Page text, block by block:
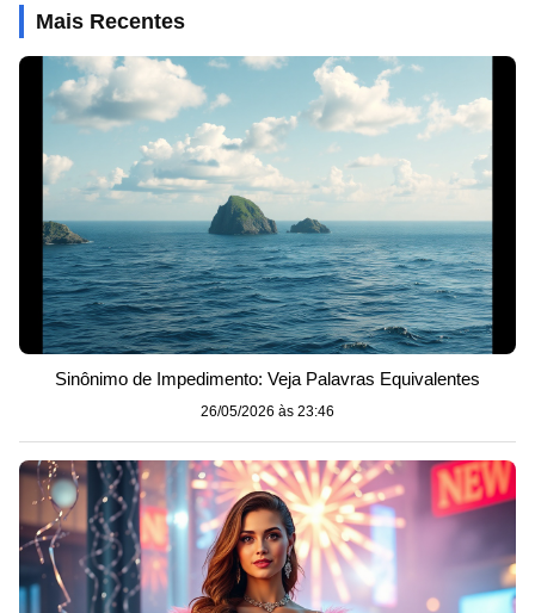
Mais Recentes
Sinônimo de Impedimento: Veja Palavras Equivalentes
26/05/2026 às 23:46